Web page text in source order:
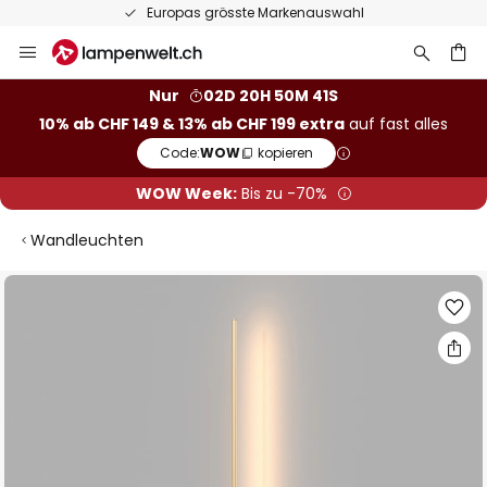
Europas grösste Markenauswahl
Inhalt
Nur
02D 20H 50M 41S
10% ab CHF 149 & 13% ab CHF 199 extra auf fast alles
Code:WOW kopieren
WOW Week:Bis zu -70%
Wandleuchten
Zum